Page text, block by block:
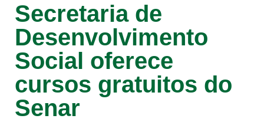
Secretaria de
Desenvolvimento
Social oferece
cursos gratuitos do
Senar